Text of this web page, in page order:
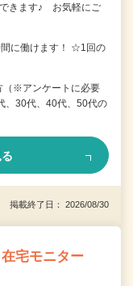
きます♪ お気軽にご
に働けます！ ☆1回の
（※アンケートに必要
30代、40代、50代の
掲載終了日： 2026/08/30
宅モニター